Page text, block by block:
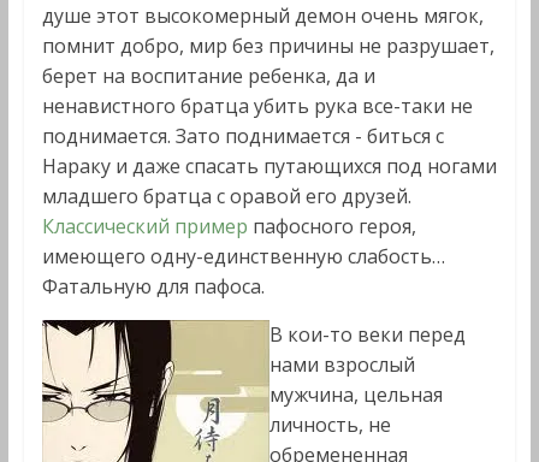
душе этот высокомерный демон очень мягок,
помнит добро, мир без причины не разрушает,
берет на воспитание ребенка, да и
ненавистного братца убить рука все-таки не
поднимается. Зато поднимается - биться с
Нараку и даже спасать путающихся под ногами
младшего братца с оравой его друзей.
Классический пример пафосного героя,
имеющего одну-единственную слабость…
Фатальную для пафоса.
В кои-то веки перед
нами взрослый
мужчина, цельная
личность, не
обремененная